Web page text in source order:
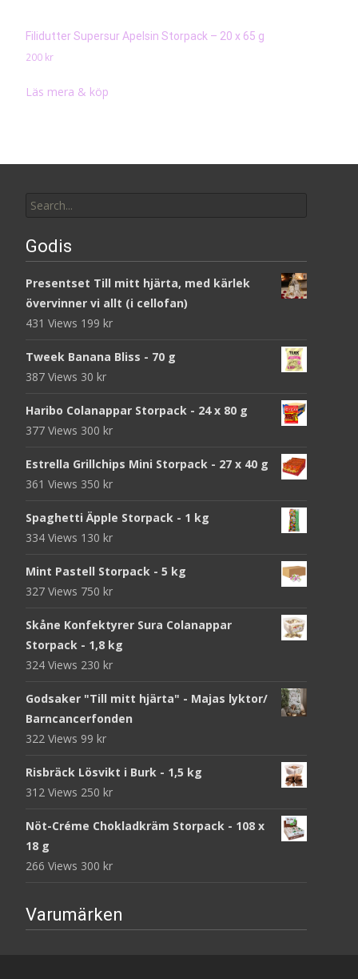
Filidutter Supersur Apelsin Storpack – 20 x 65 g
200 kr
Läs mera & köp
for:
Godis
Presentset Till mitt hjärta, med kärlek
övervinner vi allt (i cellofan)
431 Views 199 kr
Tweek Banana Bliss - 70 g
387 Views 30 kr
Haribo Colanappar Storpack - 24 x 80 g
377 Views 300 kr
Estrella Grillchips Mini Storpack - 27 x 40 g
361 Views 350 kr
Spaghetti Äpple Storpack - 1 kg
334 Views 130 kr
Mint Pastell Storpack - 5 kg
327 Views 750 kr
Skåne Konfektyrer Sura Colanappar
Storpack - 1,8 kg
324 Views 230 kr
Godsaker "Till mitt hjärta" - Majas lyktor/
Barncancerfonden
322 Views 99 kr
Risbräck Lösvikt i Burk - 1,5 kg
312 Views 250 kr
Nöt-Créme Chokladkräm Storpack - 108 x
18 g
266 Views 300 kr
Varumärken